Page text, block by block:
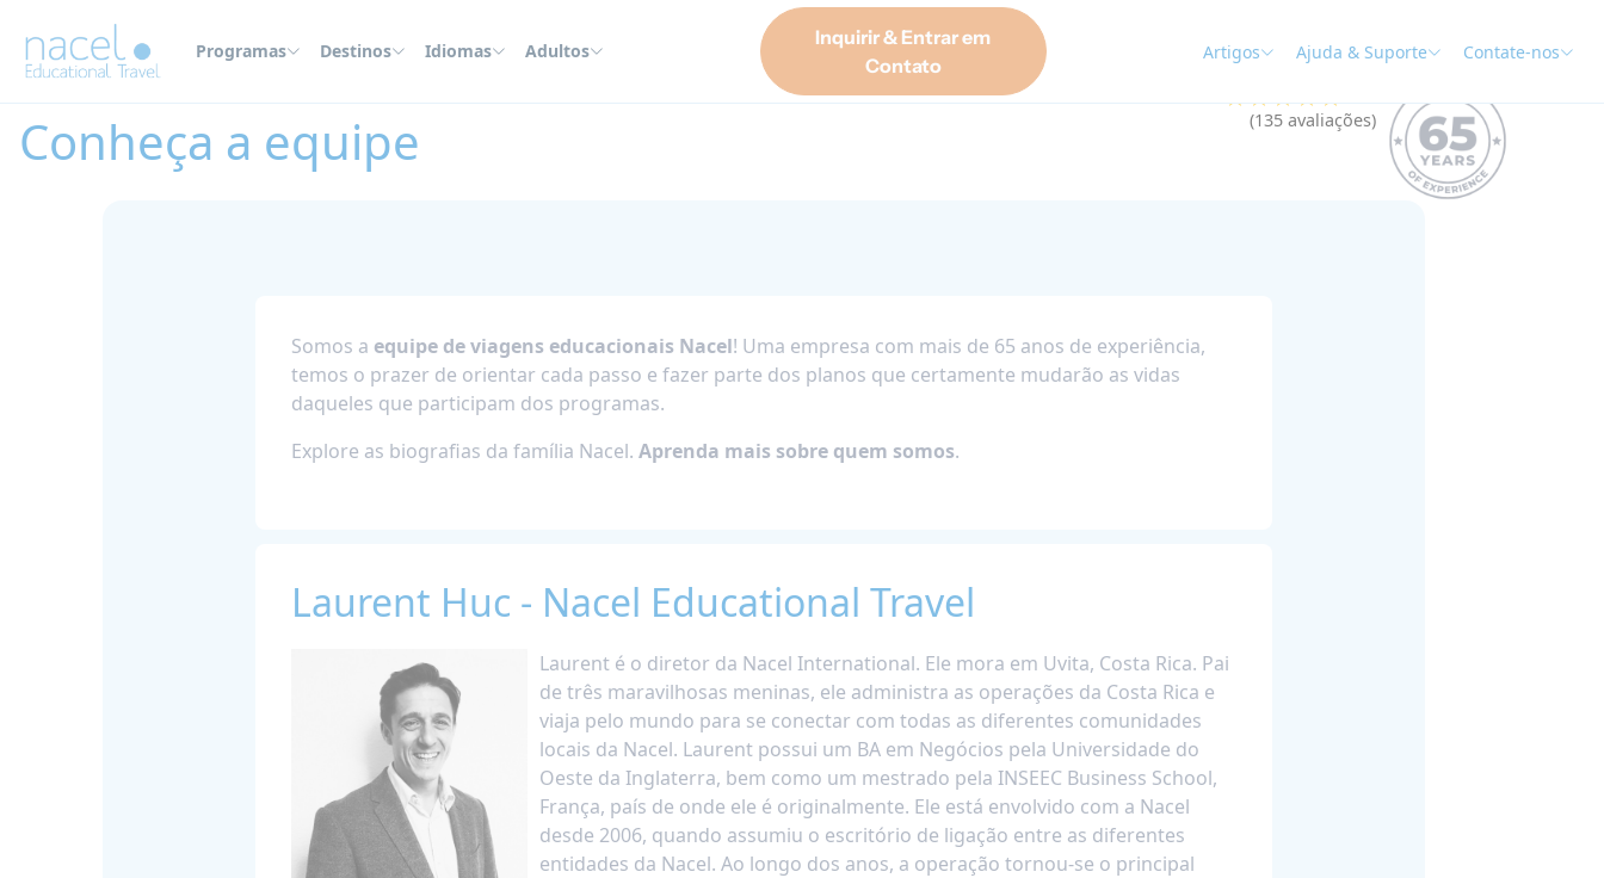
Programas Destinos Idiomas Adultos
Inquirir & Entrar em
Contato
Artigos Ajuda & Suporte Contate-nos
★★★★★4.9
(135 avaliações)
Conheça a equipe
Somos a equipe de viagens educacionais Nacel! Uma empresa com mais de 65 anos de experiência,
temos o prazer de orientar cada passo e fazer parte dos planos que certamente mudarão as vidas
daqueles que participam dos programas.
Explore as biografias da família Nacel. Aprenda mais sobre quem somos.
Laurent Huc - Nacel Educational Travel
Laurent é o diretor da Nacel International. Ele mora em Uvita, Costa Rica. Pai
de três maravilhosas meninas, ele administra as operações da Costa Rica e
viaja pelo mundo para se conectar com todas as diferentes comunidades
locais da Nacel. Laurent possui um BA em Negócios pela Universidade do
Oeste da Inglaterra, bem como um mestrado pela INSEEC Business School,
França, país de onde ele é originalmente. Ele está envolvido com a Nacel
desde 2006, quando assumiu o escritório de ligação entre as diferentes
entidades da Nacel. Ao longo dos anos, a operação tornou-se o principal